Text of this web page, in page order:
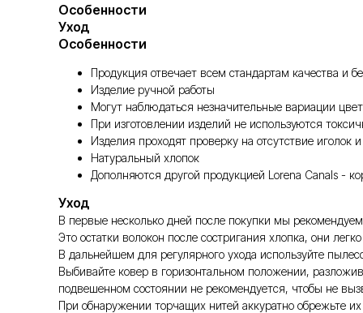
Особенности
Уход
Особенности
Продукция отвечает всем стандартам качества и
Изделие ручной работы
Могут наблюдаться незначительные вариации
При изготовлении изделий не используются
Изделия проходят проверку на отсутствие иголок
Натуральный хлопок
Дополняются другой продукцией Lorena Canals -
Уход
В первые несколько дней после покупки мы
Это остатки волокон после состригания хлопка, они
В дальнейшем для регулярного ухода используйте
Выбивайте ковер в горизонтальном положении,
подвешенном состоянии не рекомендуется, чтобы не
При обнаружении торчащих нитей аккуратно обрежьте